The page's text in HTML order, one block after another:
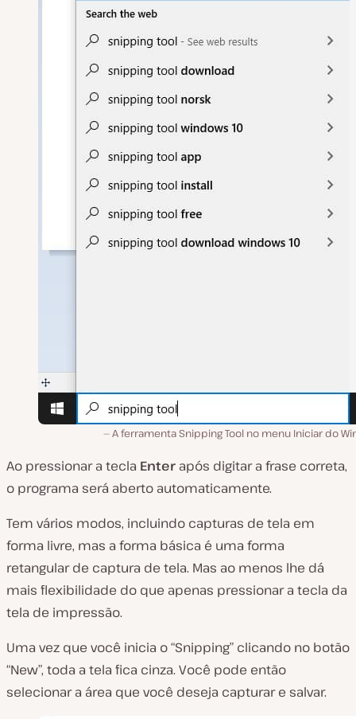
A ferramenta Snipping Tool no menu Iniciar do
Ao pressionar a tecla Enter após digitar a frase correta,
o programa será aberto automaticamente.
Tem vários modos, incluindo capturas de tela em
forma livre, mas a forma básica é uma forma
retangular de captura de tela. Mas ao menos lhe dá
mais flexibilidade do que apenas pressionar a tecla da
tela de impressão.
Uma vez que você inicia o “Snipping” clicando no botão
“New”, toda a tela fica cinza. Você pode então
selecionar a área que você deseja capturar e salvar.